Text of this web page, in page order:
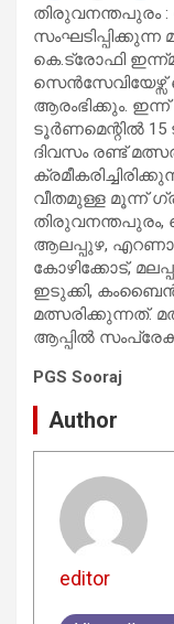
തിരുവനന്തപുരം
കെ.ട്രോഫി
സെന്‍സേവിയേഴ്സ്
ആരംഭിക്കും.
ടൂര്‍ണമെന്റില്‍
ദിവസം രണ്ട്
വീതമുള്ള മൂന്ന്
തിരുവനന്തപുരം,
ആലപ്പുഴ,
കോഴിക്കോട്,
ഇടുക്കി,
മത്സരിക്കുന്നത്.
ആപ്പില്‍
PGS Sooraj
Author
editor